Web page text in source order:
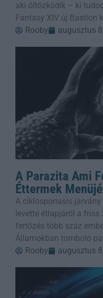
aki öltözködik – ki
Fantasy XIV új Bastion
Rooby
augusztus
A Parazita Ami
Éttermek
A ciklosporiasis
levette étlapjáról a friss
fertőzés több száz
Államokban tomboló
Rooby
augusztus